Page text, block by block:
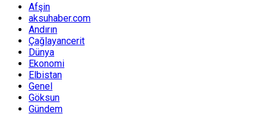
Afşin
aksuhaber.com
Andırın
Çağlayancerit
Dünya
Ekonomi
Elbistan
Genel
Göksun
Gündem